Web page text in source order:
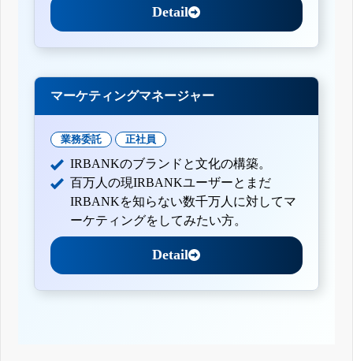
Detail
マーケティングマネージャー
業務委託 正社員
IRBANKのブランドと文化の構築。
百万人の現IRBANKユーザーとまだ
IRBANKを知らない数千万人に対してマ
ーケティングをしてみたい方。
Detail